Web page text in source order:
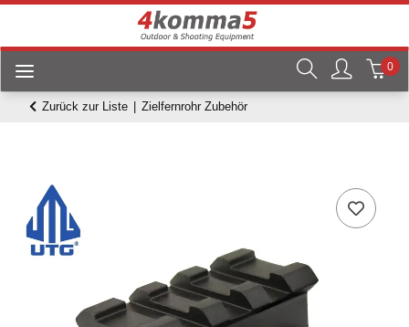
0
Zurück zur Liste Zielfernrohr Zubehör